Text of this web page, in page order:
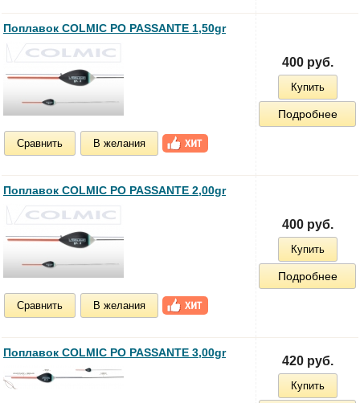
Поплавок COLMIC PO PASSANTE 1,50gr
Сравнить В желания
400 руб.
Купить
Подробнее
Поплавок COLMIC PO PASSANTE 2,00gr
Сравнить В желания
400 руб.
Купить
Подробнее
Поплавок COLMIC PO PASSANTE 3,00gr
420 руб.
Купить